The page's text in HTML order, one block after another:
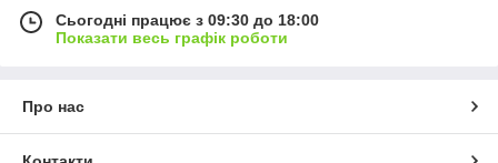
Сьогодні працює з 09:30 до 18:00
Показати весь графік роботи
Про нас